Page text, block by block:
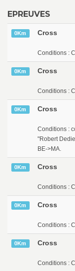
EPREUVES
0Km Cross
Conditions :
0Km Cross
Conditions :
0Km Cross
Conditions :
"Robert
BE->MA.
0Km Cross
Conditions :
0Km Cross
Conditions :
0Km Cross
Conditions :